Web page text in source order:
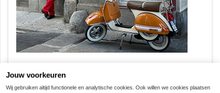
Jouw voorkeuren
Wij gebruiken altijd functionele en analytische cookies. Ook willen we cookies plaatsen
Rodello – Novello, 19 km